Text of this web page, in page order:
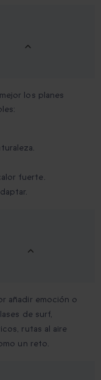
los planes
fuerte.
añadir emoción o
de surf,
rutas al aire
un reto.